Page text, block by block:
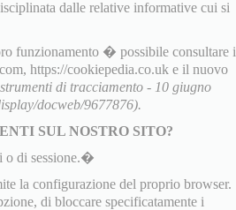
dalle relative informative cui si
funzionamento � possibile consultare i
https://cookiepedia.co.uk e il nuovo
di tracciamento - 10 giugno
docweb/9677876).
SUL NOSTRO SITO?
o di sessione.�
la configurazione del proprio browser.
di bloccare specificatamente i